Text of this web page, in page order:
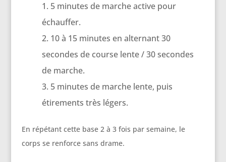
5 minutes de marche active pour
échauffer.
10 à 15 minutes en alternant 30
secondes de course lente / 30 secondes
de marche.
5 minutes de marche lente, puis
étirements très légers.
En répétant cette base 2 à 3 fois par semaine, le
corps se renforce sans drame.